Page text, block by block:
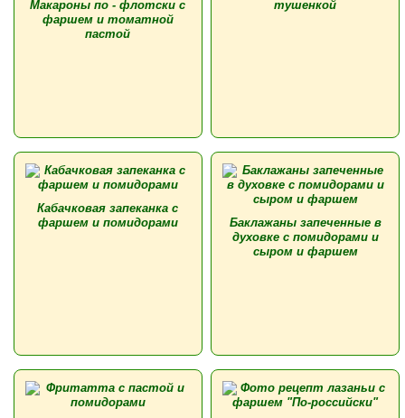
Макароны по - флотски с
фаршем и томатной
пастой
тушенкой
Кабачковая запеканка с
фаршем и помидорами
Баклажаны запеченные в
духовке с помидорами и
сыром и фаршем